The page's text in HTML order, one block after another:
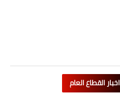
اخبار القطاع العام